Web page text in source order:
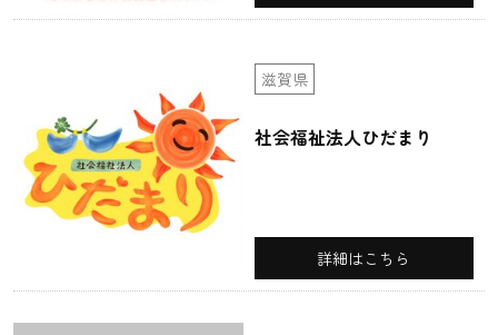
滋賀県
社会福祉法人ひだまり
詳細はこちら